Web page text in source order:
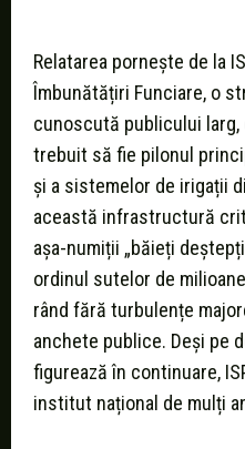
Relatarea pornește de la
Îmbunătățiri Funciare, o
cunoscută publicului larg,
trebuit să fie pilonul
și a sistemelor de irigații
această infrastructură
așa-numiții „băieți
ordinul sutelor de
rând fără turbulențe
anchete publice. Deși pe
figurează în continuare,
institut național de mulți